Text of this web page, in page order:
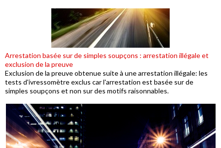
Arrestation basée sur de simples soupçons : arrestation illégale et
exclusion de la preuve
Exclusion de la preuve obtenue suite à une arrestation illégale: les
tests d'ivressomètre exclus car l'arrestation est basée sur de
simples soupçons et non sur des motifs raisonnables.